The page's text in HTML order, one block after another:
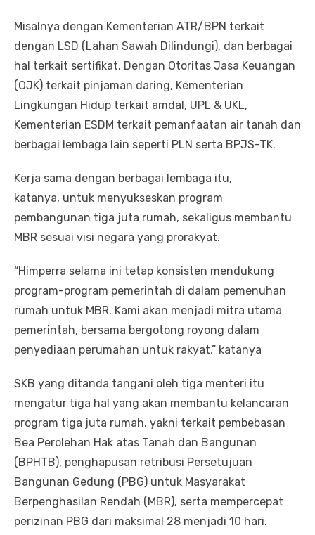
Misalnya dengan Kementerian ATR/BPN terkait
dengan LSD (Lahan Sawah Dilindungi), dan berbagai
hal terkait sertifikat. Dengan Otoritas Jasa Keuangan
(OJK) terkait pinjaman daring, Kementerian
Lingkungan Hidup terkait amdal, UPL & UKL,
Kementerian ESDM terkait pemanfaatan air tanah dan
berbagai lembaga lain seperti PLN serta BPJS-TK.
Kerja sama dengan berbagai lembaga itu,
katanya, untuk menyukseskan program
pembangunan tiga juta rumah, sekaligus membantu
MBR sesuai visi negara yang prorakyat.
“Himperra selama ini tetap konsisten mendukung
program-program pemerintah di dalam pemenuhan
rumah untuk MBR. Kami akan menjadi mitra utama
pemerintah, bersama bergotong royong dalam
penyediaan perumahan untuk rakyat,” katanya
SKB yang ditanda tangani oleh tiga menteri itu
mengatur tiga hal yang akan membantu kelancaran
program tiga juta rumah, yakni terkait pembebasan
Bea Perolehan Hak atas Tanah dan Bangunan
(BPHTB), penghapusan retribusi Persetujuan
Bangunan Gedung (PBG) untuk Masyarakat
Berpenghasilan Rendah (MBR), serta mempercepat
perizinan PBG dari maksimal 28 menjadi 10 hari.